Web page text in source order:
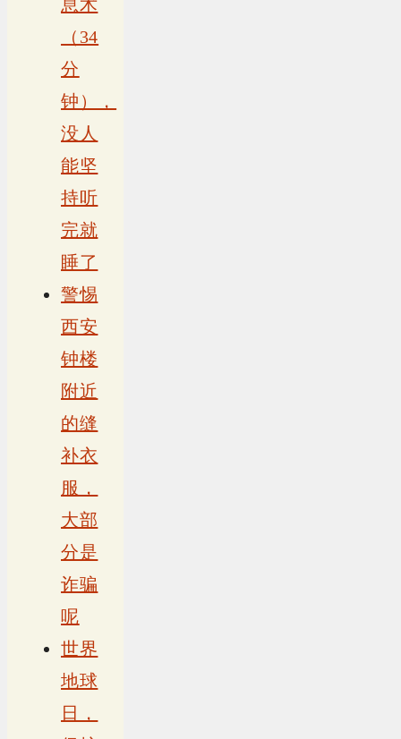
息术
（34
分
钟），
没人
能坚
持听
完就
睡了
警惕
西安
钟楼
附近
的缝
补衣
服，
大部
分是
诈骗
呢
世界
地球
日，